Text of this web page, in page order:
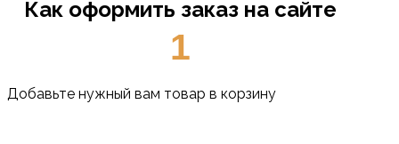
Как оформить заказ на сайте
1
Добавьте нужный вам товар в корзину